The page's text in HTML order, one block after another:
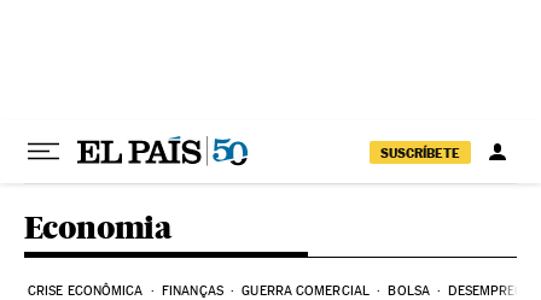
SUSCRÍBETE
Economia
CRISE ECONÔMICA FINANÇAS GUERRA COMERCIAL BOLSA DESEMPREGO